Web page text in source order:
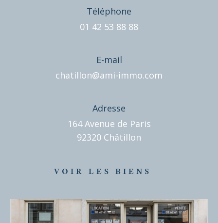
Téléphone
01 42 53 88 88
E-mail
chatillon@ami-immo.com
Adresse
164 Avenue de Paris
92320 Châtillon
VOIR LES BIENS